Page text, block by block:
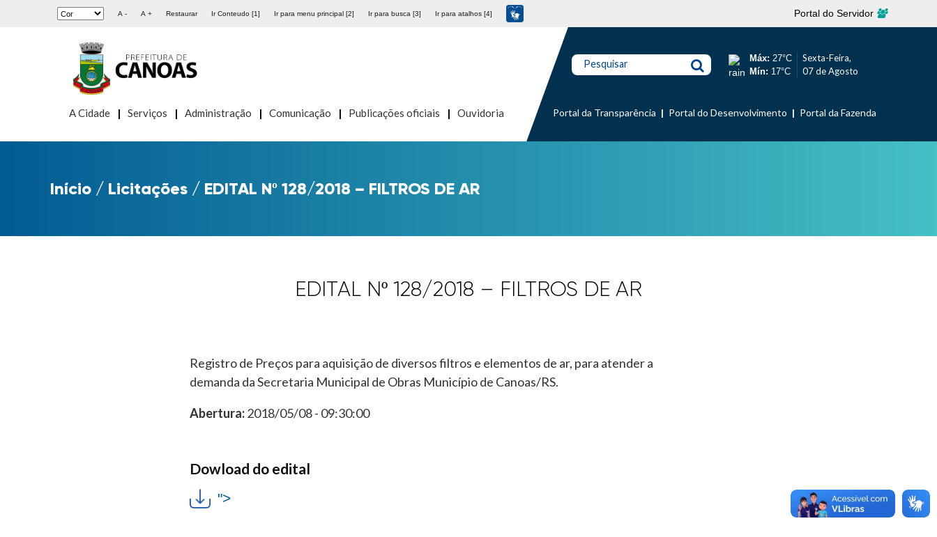
A - A + Restaurar Ir Conteudo [1] Ir para menu principal [2] Ir para busca [3] Ir para atalhos [4] Portal do Servidor
A Cidade Serviços Administração Comunicação Publicações oficiais Ouvidoria
Pesquisar Máx: 27°C
Mín: 17°C
Sexta-Feira,
07 de Agosto
Portal da Transparência Portal do Desenvolvimento Portal da Fazenda
Início / Licitações / EDITAL Nº 128/2018 – FILTROS DE AR
EDITAL Nº 128/2018 – FILTROS DE AR
Registro de Preços para aquisição de diversos filtros e elementos de ar, para atender a
demanda da Secretaria Municipal de Obras Município de Canoas/RS.
Abertura:2018/05/08 - 09:30:00
Dowload do edital
">